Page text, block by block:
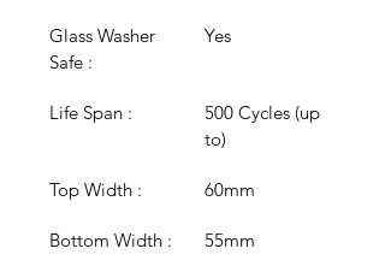
Glass Washer
Safe :
Yes
Life Span :
500 Cycles (up
to)
Top Width : 60mm
Bottom Width : 55mm